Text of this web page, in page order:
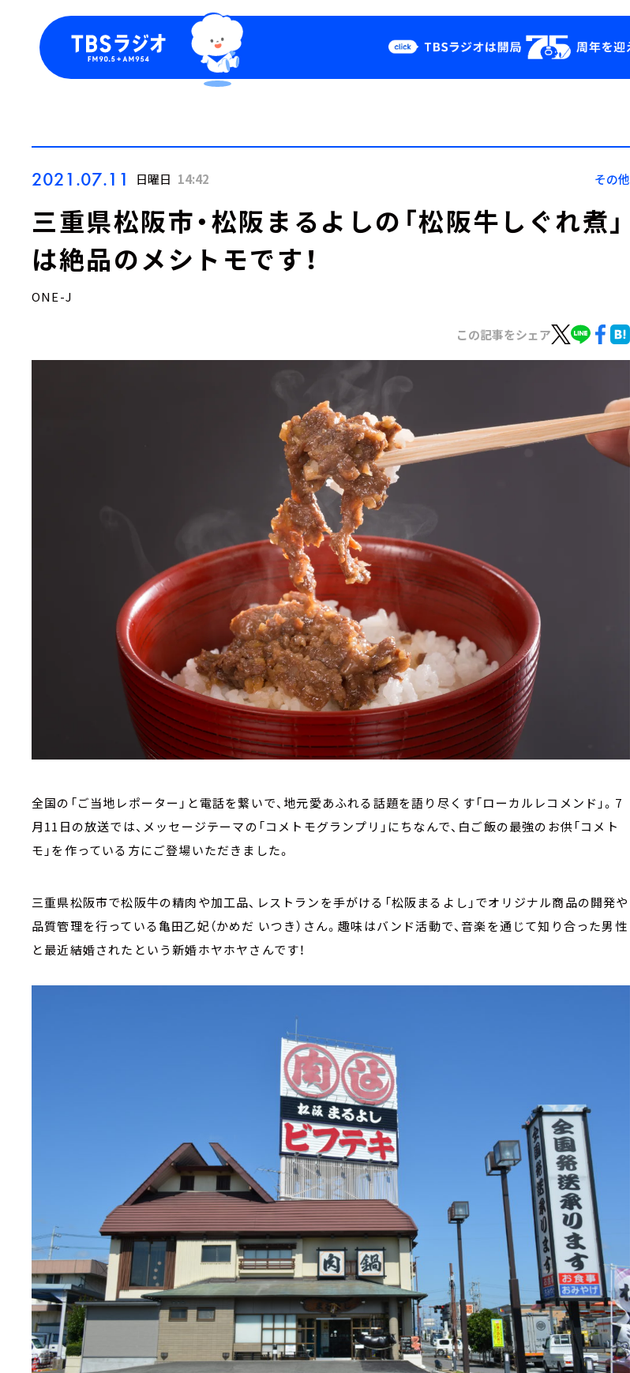
Podcast
YouTube
2021.07.11 日曜日 14:42 その他
三重県松阪市・松阪まるよしの「松阪牛しぐれ煮」
は絶品のメシトモです！
ONE-J
この記事をシェア
全国の「ご当地レポーター」と電話を繋いで、地元愛あふれる話題を語り尽くす「ローカルレコメンド」。7
月11日の放送では、メッセージテーマの「コメトモグランプリ」にちなんで、白ご飯の最強のお供「コメト
モ」を作っている方にご登場いただきました。
三重県松阪市で松阪牛の精肉や加工品、レストランを手がける「松阪まるよし」でオリジナル商品の開発や
品質管理を行っている亀田乙妃（かめだ いつき）さん。趣味はバンド活動で、音楽を通じて知り合った男性
と最近結婚されたという新婚ホヤホヤさんです！